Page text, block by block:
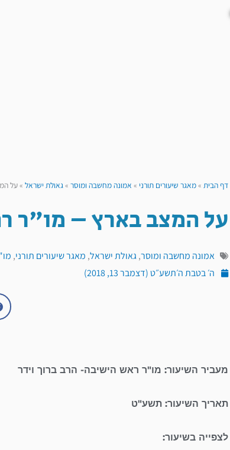
דף הבית »מאגר שיעורים תורני » אמונה מחשבה ומוסר »גאולת ישראל »על
על המצב בארץ – מו"ר
אמונה מחשבה ומוסר,גאולת ישראל, מאגר שיעורים תורני,
ה׳ בטבת ה׳תשע״ט (דצמבר 13, 2018)
מעביר השיעור: מו"ר ראש הישיבה- הרב ברוך וידר
תאריך השיעור: תשע"ט
לצפייה בשיעור: